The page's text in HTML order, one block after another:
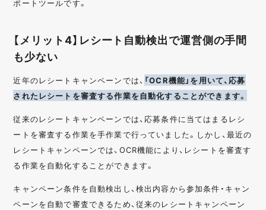
ポートツールです。
【メリット4】レシート自動検出で運営側の手間
も少ない
近年のレシートキャンペーンでは、 「OCR機能」を用いて、応募
されたレシートを審査する作業を自動化することができます。
従来のレシートキャンペーンでは、応募条件に当てはまるレシ
ートを審査する作業を手作業で行っていました。しかし、最近の
レシートキャンペーンでは、OCR機能により、レシートを審査す
る作業を自動化することができます。
キャンペーン条件を自動検出し、検出内容から参加条件・キャン
ペーンを自動で審査できるため、従来のレシートキャンペーン